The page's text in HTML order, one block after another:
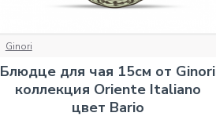
Ginori
Блюдце для чая 15см от Ginori
коллекция Oriente Italiano
цвет Bario